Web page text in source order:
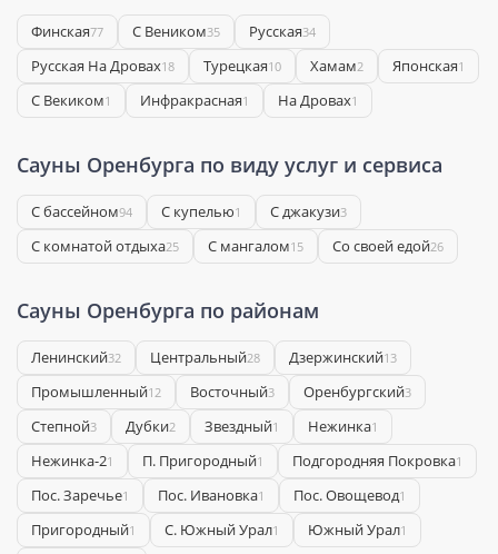
Финская77 С Веником35 Русская34
Русская На Дровах18 Турецкая10 Хамам2 Японская1
С Векиком1 Инфракрасная1 На Дровах1
Сауны Оренбурга по виду услуг и сервиса
С бассейном94 С купелью1 С джакузи3
С комнатой отдыха25 С мангалом15 Со своей едой26
Сауны Оренбурга по районам
Ленинский32 Центральный28 Дзержинский13
Промышленный12 Восточный3 Оренбургский3
Степной3 Дубки2 Звездный1 Нежинка1
Нежинка-21 П. Пригородный1 Подгородняя Покровка1
Пос. Заречье1 Пос. Ивановка1 Пос. Овощевод1
Пригородный1 С. Южный Урал1 Южный Урал1